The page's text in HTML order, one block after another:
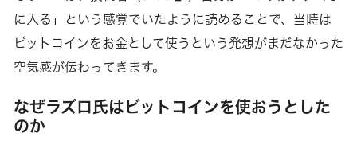
に入る」という感覚でいたように読めることで、当時は
ビットコインをお金として使うという発想がまだなかった
空気感が伝わってきます。
なぜラズロ氏はビットコインを使おうとした
のか